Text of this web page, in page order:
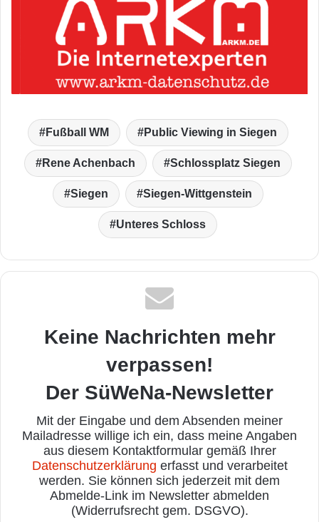
Fußball WM Public Viewing in Siegen
Rene Achenbach Schlossplatz Siegen
Siegen Siegen-Wittgenstein
Unteres Schloss
Keine Nachrichten mehr
verpassen!
Der SüWeNa-Newsletter
Mit der Eingabe und dem Absenden meiner
Mailadresse willige ich ein, dass meine Angaben
aus diesem Kontaktformular gemäß Ihrer
Datenschutzerklärung erfasst und verarbeitet
werden. Sie können sich jederzeit mit dem
Abmelde-Link im Newsletter abmelden
(Widerrufsrecht gem. DSGVO).